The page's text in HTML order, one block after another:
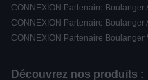
CONNEXION Partenaire Boulanger
CONNEXION Partenaire Boulanger
CONNEXION Partenaire Boulanger
Découvrez nos produits :